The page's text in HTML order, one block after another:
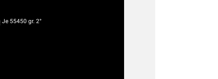
Je 55450 gr. 2°